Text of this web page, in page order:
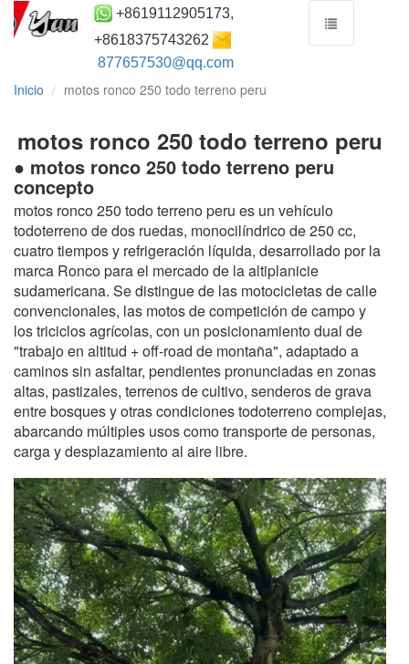
+8619112905173,
+8618375743262
877657530@qq.com
Inicio motos ronco 250 todo terreno peru
motos ronco 250 todo terreno peru
● motos ronco 250 todo terreno peru
concepto
motos ronco 250 todo terreno peru es un vehículo
todoterreno de dos ruedas, monocilíndrico de 250 cc,
cuatro tiempos y refrigeración líquida, desarrollado por la
marca Ronco para el mercado de la altiplanicie
sudamericana. Se distingue de las motocicletas de calle
convencionales, las motos de competición de campo y
los triciclos agrícolas, con un posicionamiento dual de
"trabajo en altitud + off-road de montaña", adaptado a
caminos sin asfaltar, pendientes pronunciadas en zonas
altas, pastizales, terrenos de cultivo, senderos de grava
entre bosques y otras condiciones todoterreno complejas,
abarcando múltiples usos como transporte de personas,
carga y desplazamiento al aire libre.